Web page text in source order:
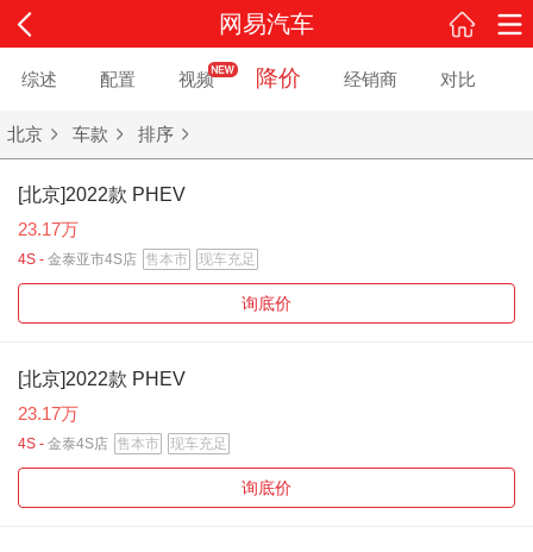
网易汽车
综述 配置 视频 降价 经销商 对比
北京 车款 排序
[北京]2022款 PHEV
23.17万
4S - 金泰亚市4S店 售本市 现车充足
询底价
[北京]2022款 PHEV
23.17万
4S - 金泰4S店 售本市 现车充足
询底价